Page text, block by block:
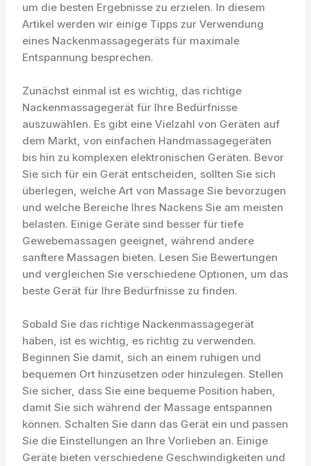
um die besten Ergebnisse zu erzielen. In diesem
Artikel werden wir einige Tipps zur Verwendung
eines Nackenmassagegeräts für maximale
Entspannung besprechen.
Zunächst einmal ist es wichtig, das richtige
Nackenmassagegerät für Ihre Bedürfnisse
auszuwählen. Es gibt eine Vielzahl von Geräten auf
dem Markt, von einfachen Handmassagegeräten
bis hin zu komplexen elektronischen Geräten. Bevor
Sie sich für ein Gerät entscheiden, sollten Sie sich
überlegen, welche Art von Massage Sie bevorzugen
und welche Bereiche Ihres Nackens Sie am meisten
belasten. Einige Geräte sind besser für tiefe
Gewebemassagen geeignet, während andere
sanftere Massagen bieten. Lesen Sie Bewertungen
und vergleichen Sie verschiedene Optionen, um das
beste Gerät für Ihre Bedürfnisse zu finden.
Sobald Sie das richtige Nackenmassagegerät
haben, ist es wichtig, es richtig zu verwenden.
Beginnen Sie damit, sich an einem ruhigen und
bequemen Ort hinzusetzen oder hinzulegen. Stellen
Sie sicher, dass Sie eine bequeme Position haben,
damit Sie sich während der Massage entspannen
können. Schalten Sie dann das Gerät ein und passen
Sie die Einstellungen an Ihre Vorlieben an. Einige
Geräte bieten verschiedene Geschwindigkeiten und